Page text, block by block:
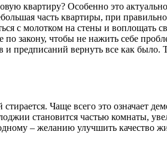
квартиру? Особенно это
часть квартиры, при
с молотком на стены и воплощать
по закону, чтобы не нажить себе
предписаний вернуть все как было.
Чаще всего это означает
становится частью комнаты,
– желанию улучшить качество